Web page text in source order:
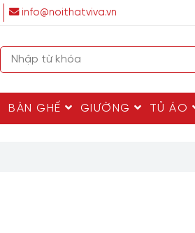
info@noithatviva.vn
BÀN GHẾ GIƯỜNG TỦ ÁO